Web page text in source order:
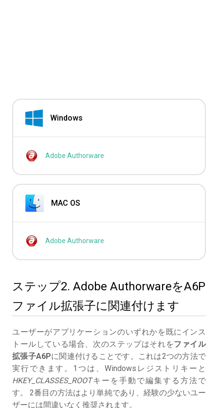
Windows
Adobe Authorware
MAC OS
Adobe Authorware
ステップ2. Adobe AuthorwareをA6P
ファイル拡張子に関連付けます
ユーザーがアプリケーションのいずれかを既にインス
トールしている場合、次のステップはそれをファイル
拡張子A6Pに関連付けることです。これは2つの方法で
実行できます。1つは、Windowsレジストリキーと
HKEY_CLASSES_ROOTキーを手動で編集する方法で
す。 2番目の方法はより単純であり、経験の少ないユー
ザーには間違いなく推奨されます。